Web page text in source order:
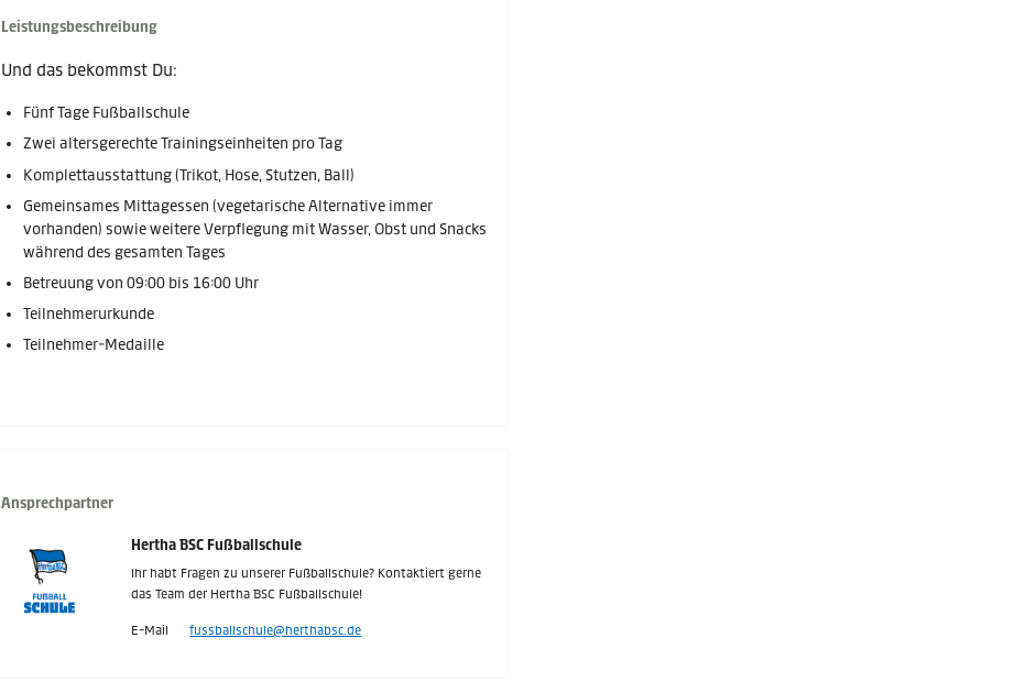
Leistungsbeschreibung
Und das bekommst Du:
Fünf Tage Fußballschule
Zwei altersgerechte Trainingseinheiten pro Tag
Komplettausstattung (Trikot, Hose, Stutzen, Ball)
Gemeinsames Mittagessen (vegetarische Alternative immer
vorhanden) sowie weitere Verpflegung mit Wasser, Obst und Snacks
während des gesamten Tages
Betreuung von 09:00 bis 16:00 Uhr
Teilnehmerurkunde
Teilnehmer-Medaille
Ansprechpartner
Hertha BSC Fußballschule
Ihr habt Fragen zu unserer Fußballschule? Kontaktiert gerne
das Team der Hertha BSC Fußballschule!
E-Mail fussballschule@herthabsc.de